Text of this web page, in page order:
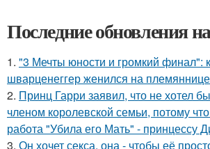
Последние обновления
1. "3 Мечты юности и громкий финал":
шварценеггер женился на
2. Принц Гарри заявил, что не хотел
членом королевской семьи, потому
работа "Убила его Мать" - принцессу
3. Он хочет секса, она - чтобы её